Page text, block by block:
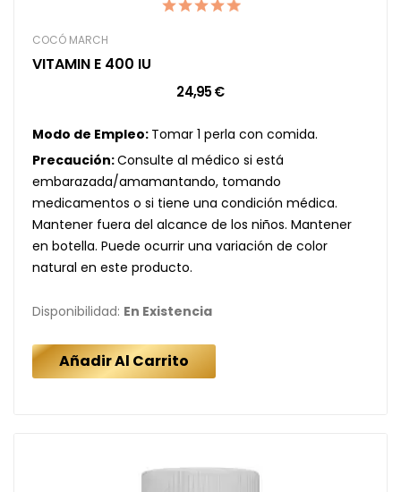
COCÓ MARCH
VITAMIN E 400 IU
24,95 €
Modo de Empleo: Tomar 1 perla con comida.
Precaución:Consulte al médico si está
embarazada/amamantando, tomando
medicamentos o si tiene una condición médica.
Mantener fuera del alcance de los niños. Mantener
en botella. Puede ocurrir una variación de color
natural en este producto.
Disponibilidad: En Existencia
Añadir Al Carrito